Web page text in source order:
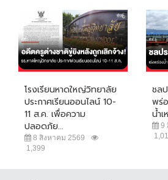
โรงเรียนหาดใหญ่วิทยาลัย
ประกาศเรียนออนไลน์ 10-
11 ส.ค. เพื่อความ
ปลอดภัย...
8 สิงหาคม 2569
1,399
ชล
พร่
น้ำเ
9